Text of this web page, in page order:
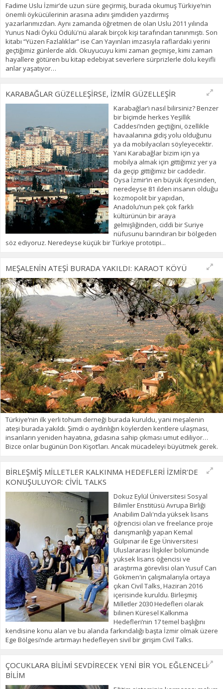
Fadime Uslu İzmir’de uzun süre geçirmiş, burada okumuş Türkiye’nin
önemli öykücülerinin arasına adını şimdiden yazdırmış
yazarlarımızdan. Aynı zamanda öğretmen de olan Uslu 2011 yılında
Yunus Nadi Öykü Ödülü'nü alarak birçok kişi tarafından tanınmıştı. Son
kitabı “Yüzen Fazlalıklar” ise Can Yayınları imzasıyla raflardaki yerini
geçtiğimiz günlerde aldı. Okuyucuyu kimi zaman geçmişe, kimi zaman
hayallere götüren bu kitap edebiyat severlere sürprizlerle dolu keyifli
anlar yaşatıyor…
KARABAĞLAR GÜZELLEŞİRSE, İZMİR GÜZELLEŞİR
Karabağlar’ı nasıl bilirsiniz? Benzer
bir biçimde herkes Yeşillik
Caddesi’nden geçtiğini, özellikle
havaalanına gidiş yolu olduğunu
ya da mobilyacıları söyleyecektir.
Yani Karabağlar bizim için ya
mobilya almak için gittiğimiz yer ya
da geçip gittiğimiz bir caddedir.
Oysa İzmir’in en büyük ilçesinden,
neredeyse 81 ilden insanın olduğu
kozmopolit bir yapıdan,
Anadolu’nun pek çok farklı
kültürünün bir araya
gelmişliğinden, ciddi bir Suriye
nüfusunu barındıran bir bölgeden
söz ediyoruz. Neredeyse küçük bir Türkiye prototipi...
MEŞALENİN ATEŞİ BURADA YAKILDI: KARAOT KÖYÜ
Türkiye’nin ilk yerli tohum derneği burada kuruldu, yani meşalenin
ateşi burada yakıldı. Şimdi o aydınlığın köylerden kentlere ulaşması,
insanların yeniden hayatına, gıdasına sahip çıkması umut ediliyor…
Bizce onlar bugünün Don Kişot’ları. Ancak mücadeleyi büyütmek gerek.
BİRLEŞMİŞ MİLLETLER KALKINMA HEDEFLERİ İZMİR'DE
KONUŞULUYOR: CİVİL TALKS
Dokuz Eylül Üniversitesi Sosyal
Bilimler Enstitüsü Avrupa Birliği
Anabilim Dalı'nda yüksek lisans
öğrencisi olan ve freelance proje
danışmanlığı yapan Kemal
Gülpınar ile Ege Üniversitesi
Uluslararası İlişkiler bölümünde
yüksek lisans öğencisi ve
araştırma görevlisi olan Yusuf Can
Gökmen'in çalışmalarıyla ortaya
çıkan Civil Talks, Haziran 2016
içerisinde kuruldu. Birleşmiş
Milletler 2030 Hedefleri olarak
bilinen Küresel Kalkınma
Hedefleri’nin 17 temel başlığını
kendisine konu alan ve bu alanda farkındalığı başta İzmir olmak üzere
Ege Bölgesi’nde artırmayı hedefleyen sivil bir girişim Civil Talks.
ÇOCUKLARA BİLİMİ SEVDİRECEK YENİ BİR YOL EĞLENCELİ
BİLİM